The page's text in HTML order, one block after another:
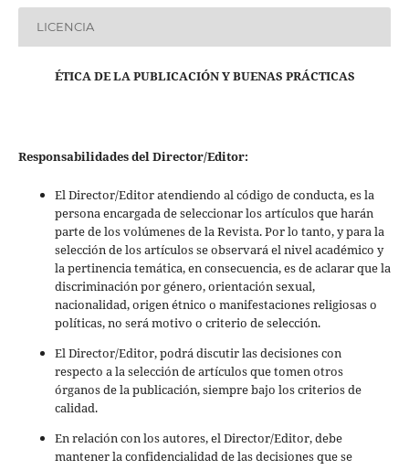
LICENCIA
ÉTICA DE LA PUBLICACIÓN Y BUENAS PRÁCTICAS
Responsabilidades del Director/Editor:
El Director/Editor atendiendo al código de conducta, es la
persona encargada de seleccionar los artículos que harán
parte de los volúmenes de la Revista. Por lo tanto, y para la
selección de los artículos se observará el nivel académico y
la pertinencia temática, en consecuencia, es de aclarar que la
discriminación por género, orientación sexual,
nacionalidad, origen étnico o manifestaciones religiosas o
políticas, no será motivo o criterio de selección.
El Director/Editor, podrá discutir las decisiones con
respecto a la selección de artículos que tomen otros
órganos de la publicación, siempre bajo los criterios de
calidad.
En relación con los autores, el Director/Editor, debe
mantener la confidencialidad de las decisiones que se